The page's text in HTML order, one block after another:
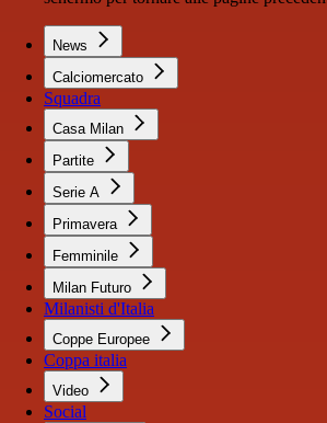
News
Calciomercato
Squadra
Casa Milan
Partite
Serie A
Primavera
Femminile
Milan Futuro
Milanisti d'Italia
Coppe Europee
Coppa italia
Video
Social